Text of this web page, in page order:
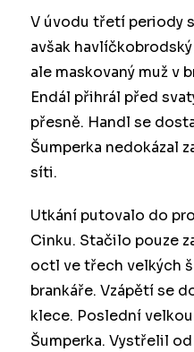
V úvodu třetí periody
avšak
ale maskovaný muž v
Endál přihrál před
přesně. Handl se
Šumperka nedokázal
síti.
Utkání putovalo do
Cinku. Stačilo pouze
octl ve třech velkých
brankáře. Vzápětí se
klece. Poslední
Šumperka. Vystřelil